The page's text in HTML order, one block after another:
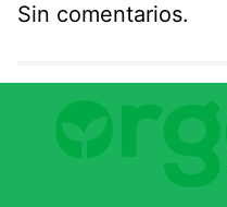
Comentario
Califique el
Sin comentarios.